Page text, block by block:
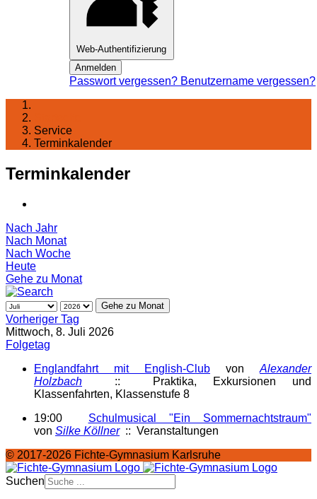
Web-Authentifizierung
Anmelden
Passwort vergessen? Benutzername vergessen?
Service
Terminkalender
Terminkalender
Nach Jahr
Nach Monat
Nach Woche
Heute
Gehe zu Monat
Gehe zu Monat
Vorheriger Tag
Mittwoch, 8. Juli 2026
Folgetag
Englandfahrt mit English-Club von
Alexander
Holzbach :: Praktika, Exkursionen und
Klassenfahrten, Klassenstufe 8
19:00 Schulmusical "Ein Sommernachtstraum"
von Silke Köllner:: Veranstaltungen
© 2017-2026 Fichte-Gymnasium Karlsruhe
Suchen